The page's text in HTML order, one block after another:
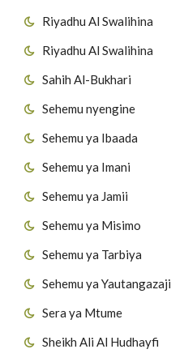
Riyadhu Al Swalihina
Riyadhu Al Swalihina
Sahih Al-Bukhari
Sehemu nyengine
Sehemu ya Ibaada
Sehemu ya Imani
Sehemu ya Jamii
Sehemu ya Misimo
Sehemu ya Tarbiya
Sehemu ya Yautangazaji
Sera ya Mtume
Sheikh Ali Al Hudhayfi